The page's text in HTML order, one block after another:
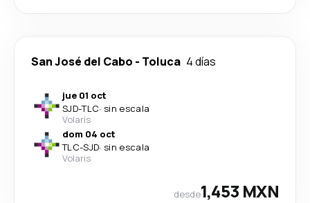
San José del Cabo - Toluca 4 días
jue 01 oct
SJD-TLC· sin escala
Volaris
dom 04 oct
TLC-SJD· sin escala
Volaris
desde1,453 MXN